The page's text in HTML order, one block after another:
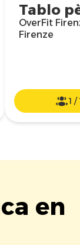
Tablo
OverFit
Firenze
1 /
en